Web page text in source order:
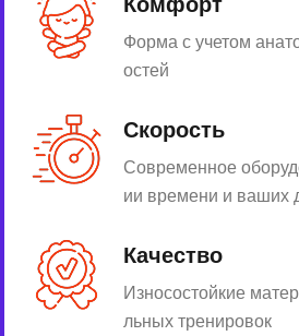
Форма с учетом
остей
Скорость
Современное
ии времени и ваших
Качество
Износостойкие
льных тренировок